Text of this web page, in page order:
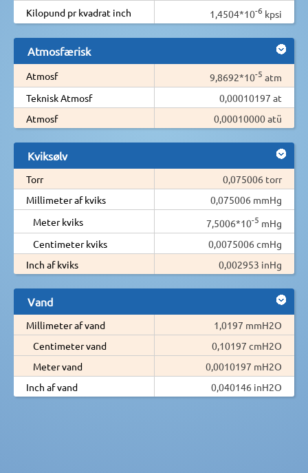
Kilopund pr kvadrat inch 1,4504*10-6 kpsi
Atmosfærisk
Atmosf 9,8692*10-5 atm
Teknisk Atmosf
0,00010197 at
Atmosf
0,00010000 atü
Kviksølv
Torr
0,075006 torr
Millimeter af kviks
0,075006 mmHg
Meter kviks
7,5006*10-5 mHg
Centimeter kviks
0,0075006 cmHg
Inch af kviks
0,002953 inHg
Vand
Millimeter af vand
1,0197 mmH2O
Centimeter vand
0,10197 cmH2O
Meter vand
0,0010197 mH2O
Inch af vand
0,040146 inH2O